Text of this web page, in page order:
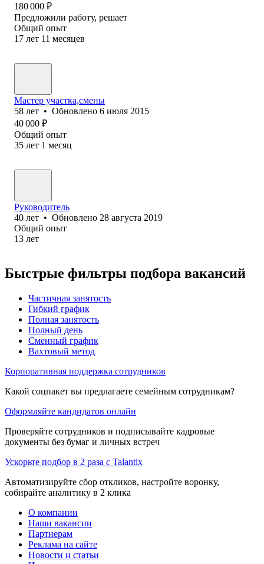
180 000 ₽
Предложили работу, решает
Общий опыт
17 лет 11 месяцев
Мастер участка,смены
58 лет • Обновлено 6 июля 2015
40 000 ₽
Общий опыт
35 лет 1 месяц
Руководитель
40 лет • Обновлено 28 августа 2019
Общий опыт
13 лет
Быстрые фильтры подбора вакансий
Частичная занятость
Гибкий график
Полная занятость
Полный день
Сменный график
Вахтовый метод
Корпоративная поддержка сотрудников
Какой соцпакет вы предлагаете семейным сотрудникам?
Оформляйте кандидатов онлайн
Проверяйте сотрудников и подписывайте кадровые
документы без бумаг и личных встреч
Ускорьте подбор в 2 раза с Talantix
Автоматизируйте сбор откликов, настройте воронку,
собирайте аналитику в 2 клика
О компании
Наши вакансии
Партнерам
Реклама на сайте
Новости и статьи